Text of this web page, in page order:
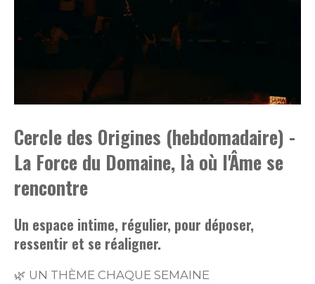
Cercle des Origines (hebdomadaire) -
La Force du Domaine, là où l'Âme se
rencontre
Un espace intime, régulier, pour déposer,
ressentir et se réaligner.
🌿 UN THÈME CHAQUE SEMAINE